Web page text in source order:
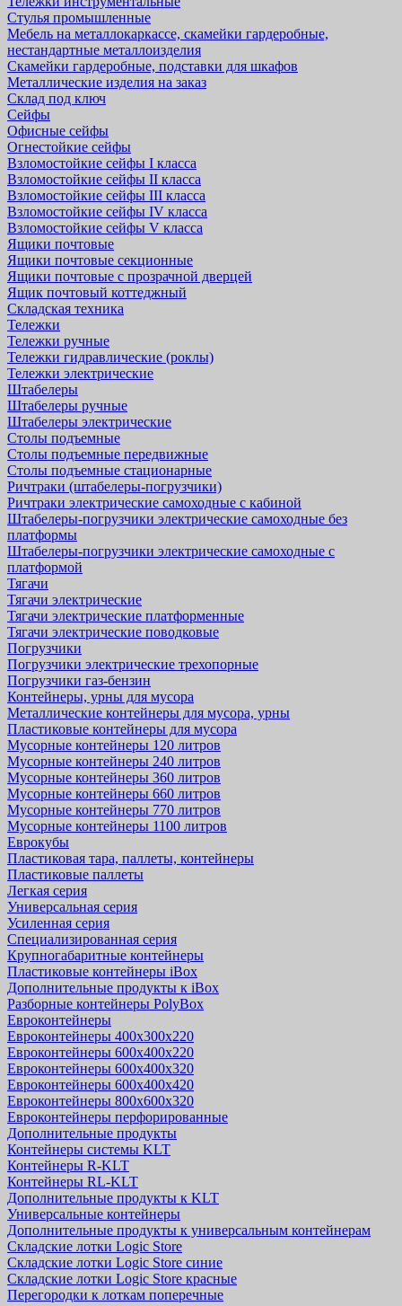
Стулья промышленные
Мебель на металлокаркассе, скамейки гардеробные,
нестандартные металлоизделия
Скамейки гардеробные, подставки для шкафов
Металлические изделия на заказ
Склад под ключ
Сейфы
Офисные сейфы
Огнестойкие сейфы
Взломостойкие сейфы I класса
Взломостойкие сейфы II класса
Взломостойкие сейфы III класса
Взломостойкие сейфы IV класса
Взломостойкие сейфы V класса
Ящики почтовые
Ящики почтовые секционные
Ящики почтовые с прозрачной дверцей
Ящик почтовый коттеджный
Складская техника
Тележки
Тележки ручные
Тележки гидравлические (роклы)
Тележки электрические
Штабелеры
Штабелеры ручные
Штабелеры электрические
Столы подъемные
Столы подъемные передвижные
Столы подъемные стационарные
Ричтраки (штабелеры-погрузчики)
Ричтраки электрические самоходные с кабиной
Штабелеры-погрузчики электрические самоходные без
платформы
Штабелеры-погрузчики электрические самоходные с
платформой
Тягачи
Тягачи электрические
Тягачи электрические платформенные
Тягачи электрические поводковые
Погрузчики
Погрузчики электрические трехопорные
Погрузчики газ-бензин
Контейнеры, урны для мусора
Металлические контейнеры для мусора, урны
Пластиковые контейнеры для мусора
Мусорные контейнеры 120 литров
Мусорные контейнеры 240 литров
Мусорные контейнеры 360 литров
Мусорные контейнеры 660 литров
Мусорные контейнеры 770 литров
Мусорные контейнеры 1100 литров
Еврокубы
Пластиковая тара, паллеты, контейнеры
Пластиковые паллеты
Легкая серия
Универсальная серия
Усиленная серия
Специализированная серия
Крупногабаритные контейнеры
Пластиковые контейнеры iBox
Дополнительные продукты к iBox
Разборные контейнеры PolyBox
Евроконтейнеры
Евроконтейнеры 400х300х220
Евроконтейнеры 600х400х220
Евроконтейнеры 600х400х320
Евроконтейнеры 600х400х420
Евроконтейнеры 800х600х320
Евроконтейнеры перфорированные
Дополнительные продукты
Контейнеры системы KLT
Контейнеры R-KLT
Контейнеры RL-KLT
Дополнительные продукты к KLT
Универсальные контейнеры
Дополнительные продукты к универсальным контейнерам
Складские лотки Logic Store
Складские лотки Logic Store синие
Складские лотки Logic Store красные
Перегородки к лоткам поперечные